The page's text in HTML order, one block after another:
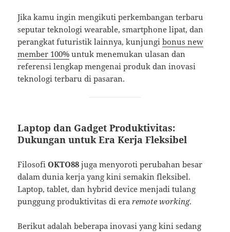
Jika kamu ingin mengikuti perkembangan terbaru
seputar teknologi wearable, smartphone lipat, dan
perangkat futuristik lainnya, kunjungibonus new
member 100% untuk menemukan ulasan dan
referensi lengkap mengenai produk dan inovasi
teknologi terbaru di pasaran.
Laptop dan Gadget Produktivitas:
Dukungan untuk Era Kerja Fleksibel
FilosofiOKTO88 juga menyoroti perubahan besar
dalam dunia kerja yang kini semakin fleksibel.
Laptop, tablet, dan hybrid device menjadi tulang
punggung produktivitas di eraremote working.
Berikut adalah beberapa inovasi yang kini sedang